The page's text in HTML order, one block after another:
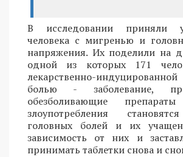
В исследовании приняли
человека с мигренью и
напряжения. Их поделили на
одной из которых 171
лекарственно-
болью - заболевание,
обезболивающие
злоупотребления
головных болей и их
зависимость от них и
принимать таблетки снова и